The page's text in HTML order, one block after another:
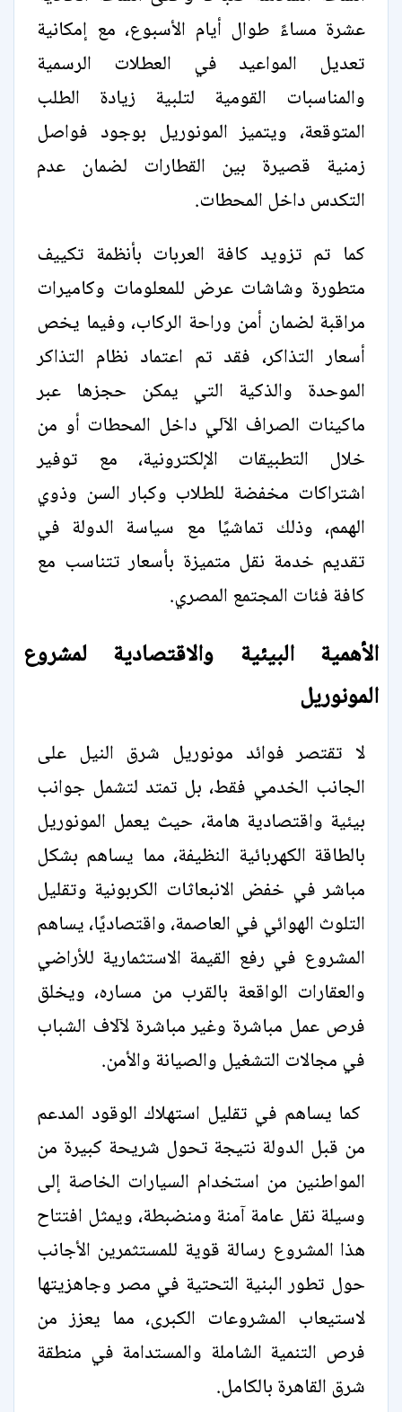
عشرة مساءً طوال أيام الأسبوع، مع إمكانية
تعديل المواعيد في العطلات الرسمية
والمناسبات القومية لتلبية زيادة الطلب
المتوقعة، ويتميز المونوريل بوجود فواصل
زمنية قصيرة بين القطارات لضمان عدم
التكدس داخل المحطات.
كما تم تزويد كافة العربات بأنظمة تكييف
متطورة وشاشات عرض للمعلومات وكاميرات
مراقبة لضمان أمن وراحة الركاب، وفيما يخص
أسعار التذاكر، فقد تم اعتماد نظام التذاكر
الموحدة والذكية التي يمكن حجزها عبر
ماكينات الصراف الآلي داخل المحطات أو من
خلال التطبيقات الإلكترونية، مع توفير
اشتراكات مخفضة للطلاب وكبار السن وذوي
الهمم، وذلك تماشيًا مع سياسة الدولة في
تقديم خدمة نقل متميزة بأسعار تتناسب مع
كافة فئات المجتمع المصري.
الأهمية البيئية والاقتصادية لمشروع
المونوريل
لا تقتصر فوائد مونوريل شرق النيل على
الجانب الخدمي فقط، بل تمتد لتشمل جوانب
بيئية واقتصادية هامة، حيث يعمل المونوريل
بالطاقة الكهربائية النظيفة، مما يساهم بشكل
مباشر في خفض الانبعاثات الكربونية وتقليل
التلوث الهوائي في العاصمة، واقتصاديًا، يساهم
المشروع في رفع القيمة الاستثمارية للأراضي
والعقارات الواقعة بالقرب من مساره، ويخلق
فرص عمل مباشرة وغير مباشرة لآلاف الشباب
في مجالات التشغيل والصيانة والأمن.
كما يساهم في تقليل استهلاك الوقود المدعم
من قبل الدولة نتيجة تحول شريحة كبيرة من
المواطنين من استخدام السيارات الخاصة إلى
وسيلة نقل عامة آمنة ومنضبطة، ويمثل افتتاح
هذا المشروع رسالة قوية للمستثمرين الأجانب
حول تطور البنية التحتية في مصر وجاهزيتها
لاستيعاب المشروعات الكبرى، مما يعزز من
فرص التنمية الشاملة والمستدامة في منطقة
شرق القاهرة بالكامل.